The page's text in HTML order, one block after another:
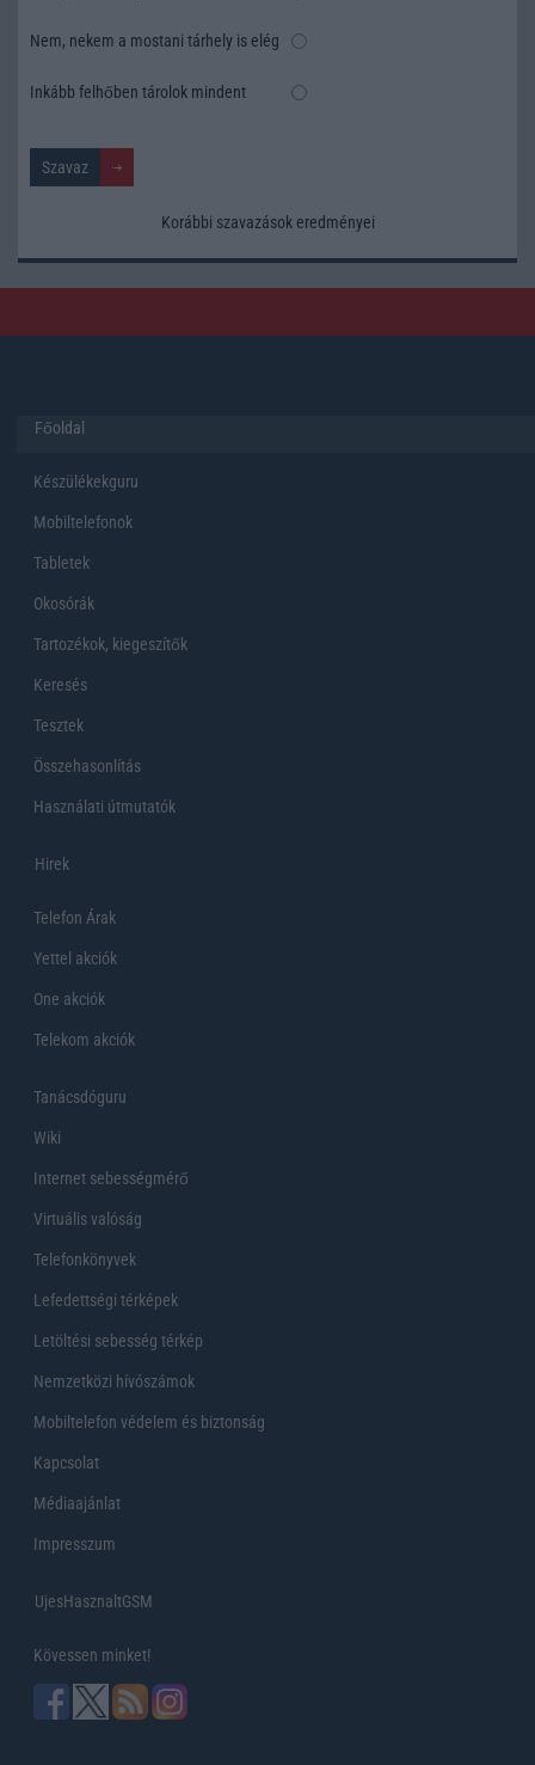
Nem, nekem a mostani tárhely is elég
Inkább felhőben tárolok mindent
Korábbi szavazások eredményei
Főoldal
Készülékekguru
Mobiltelefonok
Tabletek
Okosórák
Tartozékok, kiegeszítők
Keresés
Tesztek
Összehasonlítás
Használati útmutatók
Hirek
Telefon Árak
Yettel akciók
One akciók
Telekom akciók
Tanácsdóguru
Wiki
Internet sebességmérő
Virtuális valóság
Telefonkönyvek
Lefedettségi térképek
Letöltési sebesség térkép
Nemzetközi hívószámok
Mobiltelefon védelem és biztonság
Kapcsolat
Médiaajánlat
Impresszum
UjesHasznaltGSM
Kövessen minket!